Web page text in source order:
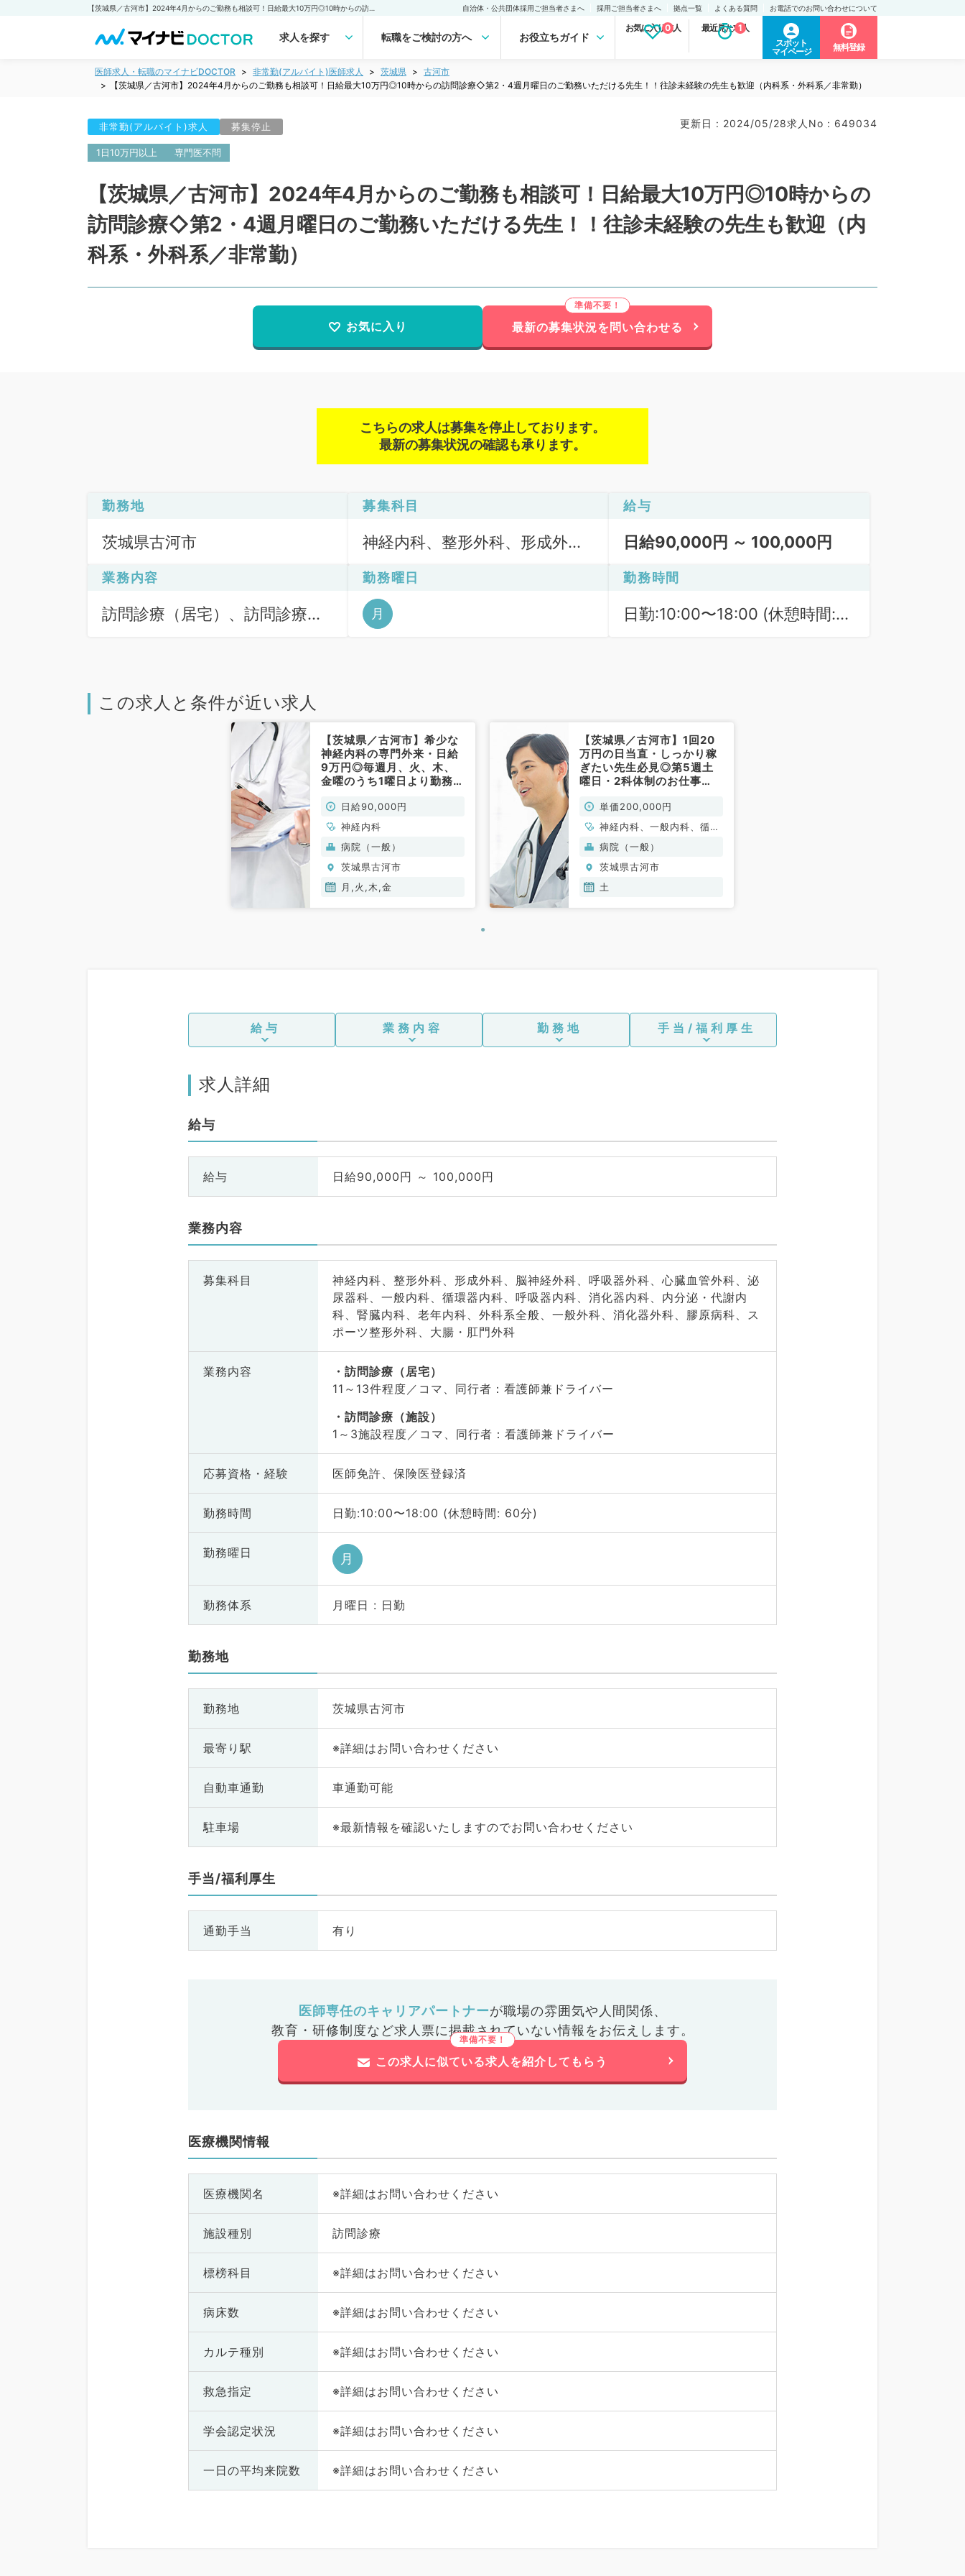
自治体・公共団体採用ご担当者さまへ 採用ご担当者さまへ 拠点一覧 よくある質問 お電話でのお問い合わせについて
求人を探す 転職をご検討の方へ お役立ちガイド
お気に入り求人
0 最近見た求人
1
スポット
マイページ
無料登録
医師求人・転職のマイナビDOCTOR 非常勤(アルバイト)医師求人 茨城県
古河市
【茨城県／古河市】2024年4月からのご勤務も相談可！日給最大10万円◎10時からの訪問診療◇第2・4週月曜日のご勤務いただける先生！！往診未経験の先生も歓迎（内科系・外科系／非常勤）
非常勤(アルバイト)求人 募集停止 更新日 : 2024/05/28求人No : 649034
1日10万円以上 専門医不問
【茨城県／古河市】2024年4月からのご勤務も相談可！日給最大10万円◎10時からの
訪問診療◇第2・4週月曜日のご勤務いただける先生！！往診未経験の先生も歓迎（内
科系・外科系／非常勤）
お気に入り 最新の募集状況を問い合わせる
こちらの求人は募集を停止しております。
最新の募集状況の確認も承ります。
勤務地
茨城県古河市
募集科目
神経内科、整形外科、形成外
心臓血管外科、泌尿器科、一般
内科、循環器内科、呼吸器内
科、大腸・肛門外科
給与
日給90,000円 ～ 100,000円
業務内容
訪問診療（居宅）、訪問診療
勤務曜日
月
勤務時間
日勤:10:00〜18:00 (休憩時間:
この求人と条件が近い求人
【茨城県／古河市】希少な
神経内科の専門外来・日給
9万円◎毎週月、火、木、
金曜のうち1曜日より勤務可
（神経内科／非常勤）
日給90,000円
神経内科
病院（一般）
茨城県古河市
月,火,木,金
【茨城県／古河市】1回20
万円の日当直・しっかり稼
ぎたい先生必見◎第5週土
曜日・2科体制のお仕事
単価200,000円
神経内科、一般内科、循環
器内科、呼吸器内科、消化
器内科、内分泌・代謝内
科、腎臓内科、老年内科、
血液内科
病院（一般）
茨城県古河市
土
給与 業務内容 勤務地 手当/福利厚生
求人詳細
給与
給与 日給90,000円 ～ 100,000円
業務内容
募集科目
神経内科、整形外科、形成外科、脳神経外科、呼吸器外科、心臓血管外科、泌
尿器科、一般内科、循環器内科、呼吸器内科、消化器内科、内分泌・代謝内
科、腎臓内科、老年内科、外科系全般、一般外科、消化器外科、膠原病科、ス
ポーツ整形外科、大腸・肛門外科
業務内容
訪問診療（居宅）
11～13件程度／コマ、同行者：看護師兼ドライバー
訪問診療（施設）
1～3施設程度／コマ、同行者：看護師兼ドライバー
応募資格・ 経験 医師免許、保険医登録済
勤務時間 日勤:10:00〜18:00 (休憩時間: 60分)
勤務曜日 月
勤務体系 月曜日 : 日勤
勤務地
勤務地 茨城県古河市
最寄り駅 ※詳細はお問い合わせください
自動車通勤 車通勤可能
駐車場 ※最新情報を確認いたしますのでお問い合わせください
手当/福利厚生
通勤手当 有り
医師専任のキャリアパートナーが職場の雰囲気や人間関係、
教育・研修制度など求人票に掲載されていない情報をお伝えします。
この求人に似ている求人を紹介してもらう
医療機関情報
医療機関名 ※詳細はお問い合わせください
施設種別 訪問診療
標榜科目 ※詳細はお問い合わせください
病床数 ※詳細はお問い合わせください
カルテ種別 ※詳細はお問い合わせください
救急指定 ※詳細はお問い合わせください
学会認定状況 ※詳細はお問い合わせください
一日の平均来院数 ※詳細はお問い合わせください